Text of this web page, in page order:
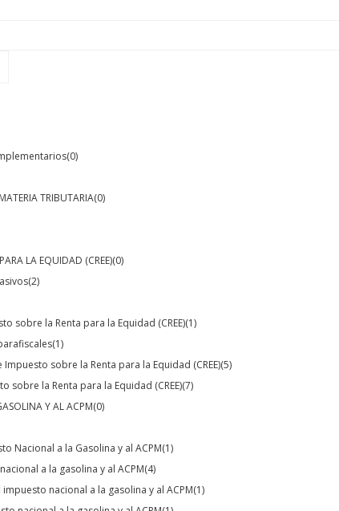
(0)
TRIBUTARIA(0)
LA EQUIDAD (CREE)(0)
(2)
sobre la Renta para la Equidad (CREE)(1)
(1)
sobre la Renta para la Equidad (CREE)(5)
sobre la Renta para la Equidad (CREE)(7)
Y AL ACPM(0)
Nacional a la Gasolina y al ACPM(1)
a la gasolina y al ACPM(4)
nacional a la gasolina y al ACPM(1)